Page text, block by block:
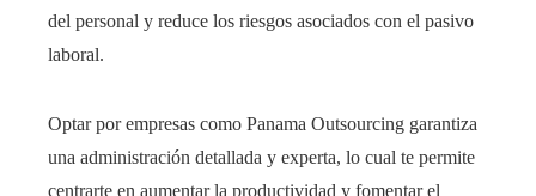
del personal y reduce los riesgos asociados con el pasivo
laboral.
Optar por empresas como Panama Outsourcing garantiza
una administración detallada y experta, lo cual te permite
centrarte en aumentar la productividad y fomentar el